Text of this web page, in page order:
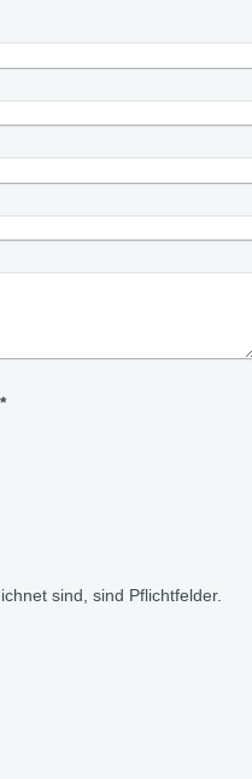
Captcha (Spam-Schutz-Code): *
sind, sind Pflichtfelder.